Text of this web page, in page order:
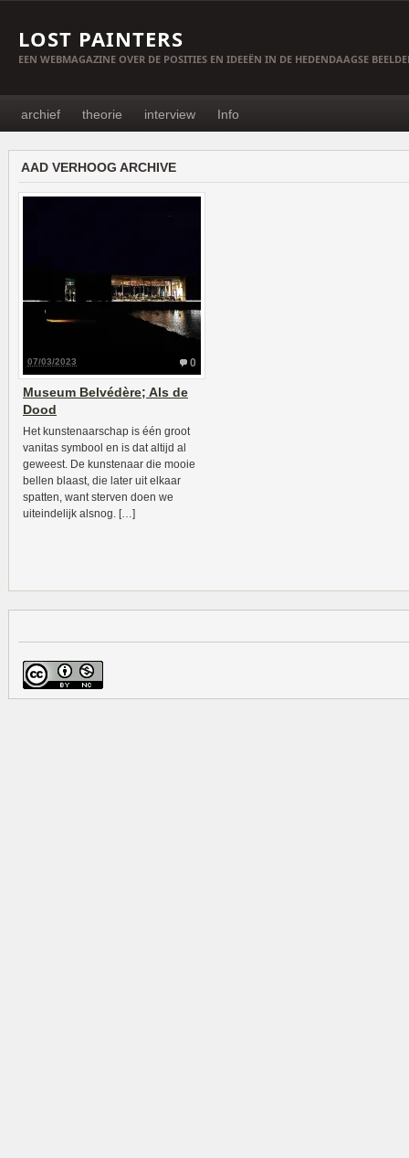
LOST PAINTERS
EEN WEBMAGAZINE OVER DE POSITIES EN IDEEËN IN DE HEDENDAAGSE
archief theorie interview Info
AAD VERHOOG ARCHIVE
0
07/03/2023
Museum Belvédère; Als de
Dood
Het kunstenaarschap is één groot
vanitas symbool en is dat altijd al
geweest. De kunstenaar die mooie
bellen blaast, die later uit elkaar
spatten, want sterven doen we
uiteindelijk alsnog. […]